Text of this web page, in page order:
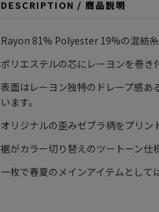
DESCRIPTION / 商品説明
Rayon 81% Polyester 19%の混紡糸
ポリエステルの芯にレーヨンを巻き
表面はレーヨン独特のドレープ感あ
います。
オリジナルの歪みゼブラ柄をプリン
裾がカラー切り替えのツートーン仕
一枚で春夏のメインアイテムとして